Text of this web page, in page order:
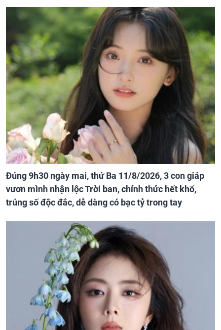
Đúng 9h30 ngày mai, thứ Ba 11/8/2026, 3 con giáp
vươn mình nhận lộc Trời ban, chính thức hết khổ,
trúng số độc đắc, dễ dàng có bạc tỷ trong tay